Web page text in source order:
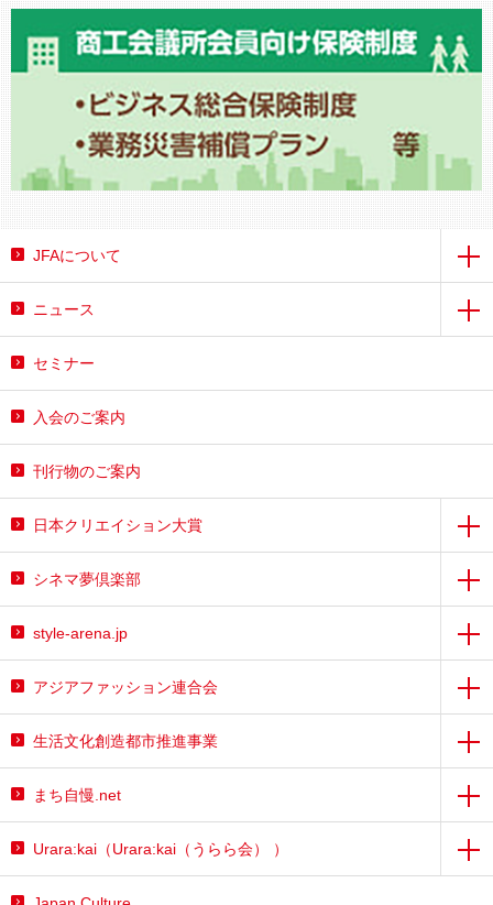
JFAについて
ニュース
セミナー
入会のご案内
刊行物のご案内
日本クリエイション大賞
シネマ夢倶楽部
style-arena.jp
アジアファッション連合会
生活文化創造都市推進事業
まち自慢.net
Urara:kai（Urara:kai（うらら会） ）